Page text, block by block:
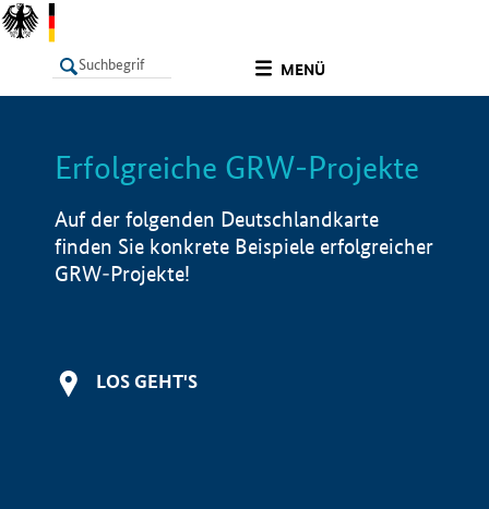
MENÜ
LISTE Info
Erfolgreiche GRW-Projekte
Auf der folgenden Deutschlandkarte
finden Sie konkrete Beispiele erfolgreicher
GRW-Projekte!
LOS GEHT'S